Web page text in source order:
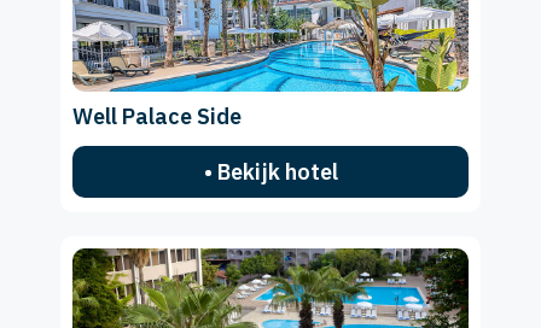
Well Palace Side
• Bekijk hotel